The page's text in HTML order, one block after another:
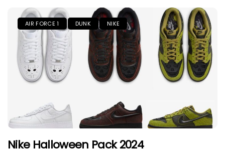
AIR FORCE 1 DUNK NIKE
Nike Halloween Pack 2024